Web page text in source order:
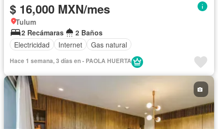
$ 16,000 MXN/mes
Tulum
2 Recámaras
2 Baños
Electricidad
Internet Gas natural
Hace 1 semana, 3 días en - PAOLA HUERTA